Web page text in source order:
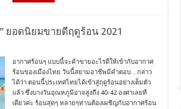
ยอดนิยมขายดีฤดูร้อน 2021
อากาศร้อนๆ แบบนี้จะค้าขายอะไรดีให้เข้ากับอากาศ
ร้อนของเมืองไทย วันนี้สยามอาชีพมีคำตอบ…กล่าว
ได้ว่า ตอนนี้ประเทศไทยได้เข้าสู่ฤดูร้อนอย่างเต็มตัว
แล้ว ซึ่งบางวันอุณหภูมิอาจสูงถึง 40-42 องศาเลยที
เดียวค่ะ ร้อนสุดๆ หลายๆท่านต้องเผชิญกับอากาศร้อน